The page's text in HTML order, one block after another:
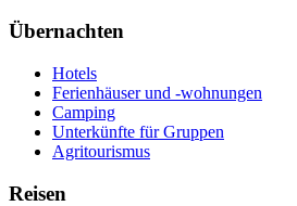
Übernachten
Hotels
Ferienhäuser und -wohnungen
Camping
Unterkünfte für Gruppen
Agritourismus
Reisen